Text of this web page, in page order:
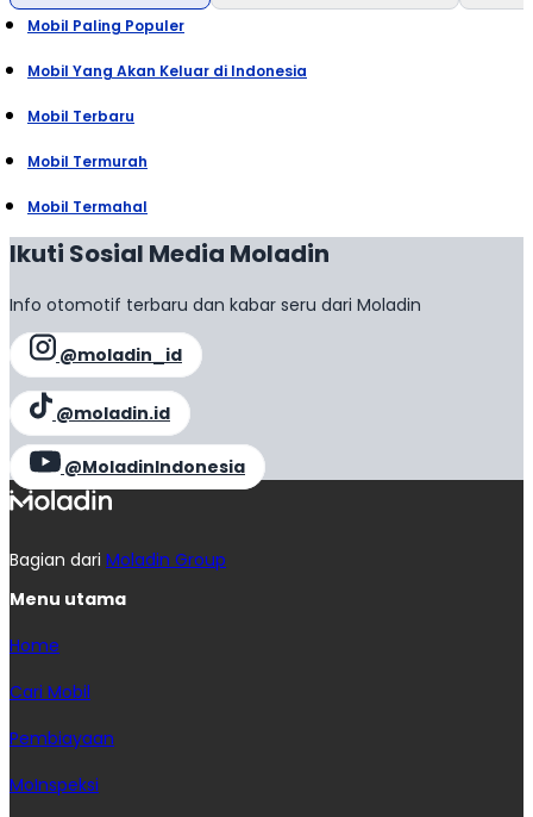
Mobil Paling Populer
Mobil Yang Akan Keluar di Indonesia
Mobil Terbaru
Mobil Termurah
Mobil Termahal
Ikuti Sosial Media Moladin
Info otomotif terbaru dan kabar seru dari Moladin
@moladin_id
@moladin.id
@MoladinIndonesia
Bagian dari Moladin Group
Menu utama
Home
Cari Mobil
Pembiayaan
MoInspeksi